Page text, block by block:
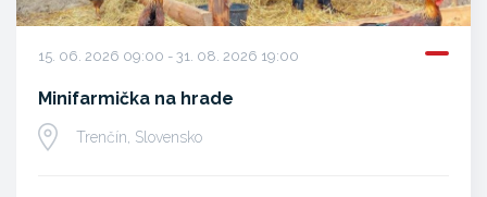
15. 06. 2026 09:00 - 31. 08. 2026 19:00
Minifarmička na hrade
Trenčín, Slovensko